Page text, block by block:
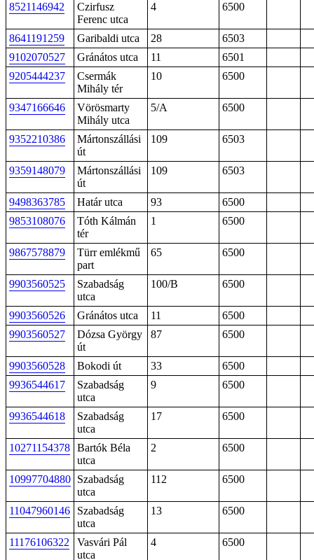
8521146942
Czirfusz
Ferenc utca
4 6500
8641191259 Garibaldi utca 28
6503
9102070527
Gránátos utca 11
6501
9205444237
Csermák
Mihály tér
10 6500
9347166646
Vörösmarty
Mihály utca
5/A 6500
9352210386
Mártonszállási
út
109 6503
9359148079
Mártonszállási
út
109 6503
9498363785 Határ utca 93
6500
9853108076
Tóth Kálmán
tér
1 6500
9867578879
Türr emlékmű
part
65 6500
9903560525
Szabadság
utca
100/B 6500
9903560526 Gránátos utca 11
6500
9903560527
Dózsa György
út
87 6500
9903560528 Bokodi út 33
6500
9936544617
Szabadság
utca
9 6500
9936544618
Szabadság
utca
17 6500
10271154378 Bartók Béla
utca
2 6500
10997704880 Szabadság
utca
112 6500
11047960146
Szabadság
utca
13 6500
11176106322
Vasvári Pál
utca
4 6500